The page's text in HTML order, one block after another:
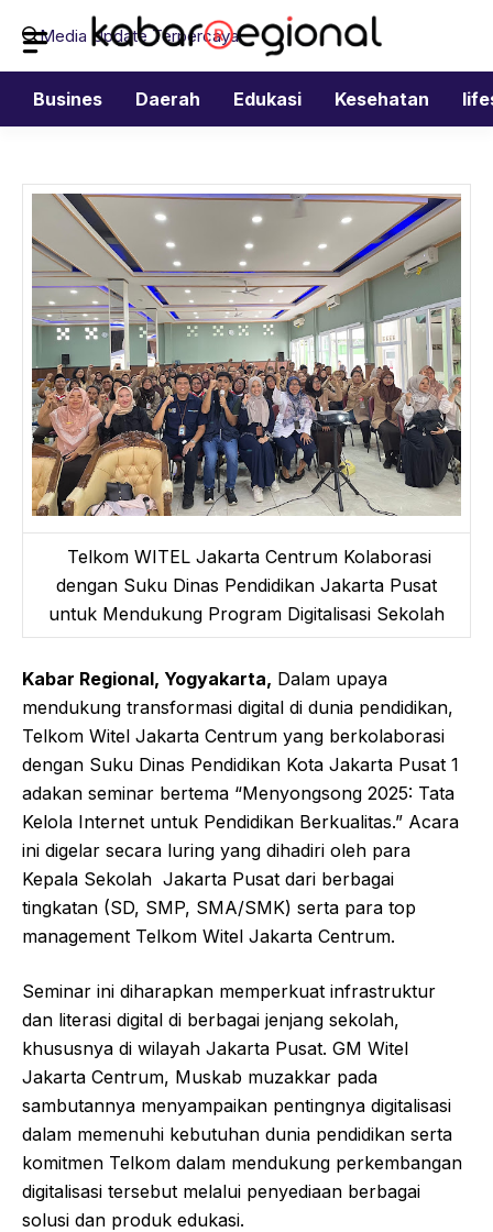
isi
Media Update Terpercaya
Busines Daerah Edukasi Kesehatan
Telkom WITEL Jakarta Centrum Kolaborasi
dengan Suku Dinas Pendidikan Jakarta Pusat
untuk Mendukung Program Digitalisasi Sekolah
Kabar Regional, Yogyakarta, Dalam upaya
mendukung transformasi digital di dunia pendidikan,
Telkom Witel Jakarta Centrum yang berkolaborasi
dengan Suku Dinas Pendidikan Kota Jakarta Pusat 1
adakan seminar bertema “Menyongsong 2025: Tata
Kelola Internet untuk Pendidikan Berkualitas.” Acara
ini digelar secara luring yang dihadiri oleh para
Kepala Sekolah Jakarta Pusat dari berbagai
tingkatan (SD, SMP, SMA/SMK) serta para top
management Telkom Witel Jakarta Centrum.
Seminar ini diharapkan memperkuat infrastruktur
dan literasi digital di berbagai jenjang sekolah,
khususnya di wilayah Jakarta Pusat. GM Witel
Jakarta Centrum, Muskab muzakkar pada
sambutannya menyampaikan pentingnya digitalisasi
dalam memenuhi kebutuhan dunia pendidikan serta
komitmen Telkom dalam mendukung perkembangan
digitalisasi tersebut melalui penyediaan berbagai
solusi dan produk edukasi.